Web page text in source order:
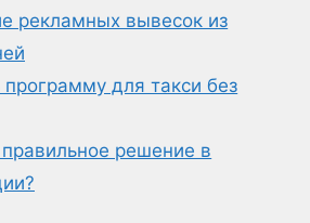
рекламных вывесок из
для такси без
решение в